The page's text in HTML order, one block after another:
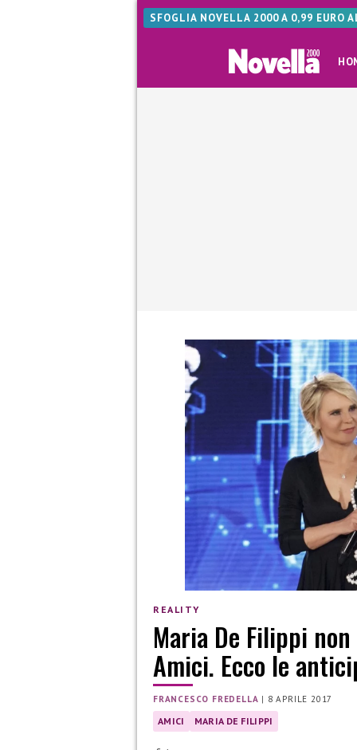
SFOGLIA NOVELLA 2000 A 0,99 EURO
REALITY
Maria De Filippi
Amici. Ecco le
FRANCESCO FREDELLA | 8 APRILE 2017
AMICI MARIA DE FILIPPI